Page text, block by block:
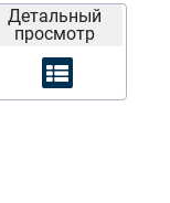
Детальный
просмотр